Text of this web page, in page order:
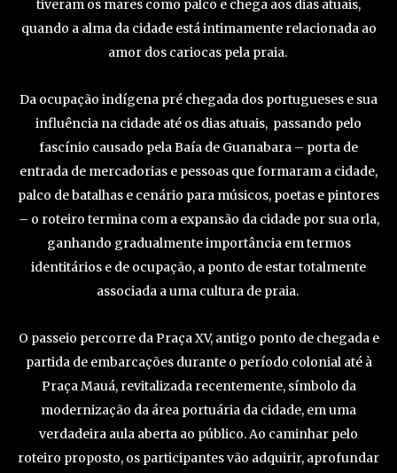
tiveram os mares como palco e chega aos dias atuais,
quando a alma da cidade está intimamente relacionada ao
amor dos cariocas pela praia.
Da ocupação indígena pré chegada dos portugueses e sua
influência na cidade até os dias atuais, passando pelo
fascínio causado pela Baía de Guanabara – porta de
entrada de mercadorias e pessoas que formaram a cidade,
palco de batalhas e cenário para músicos, poetas e pintores
– o roteiro termina com a expansão da cidade por sua orla,
ganhando gradualmente importância em termos
identitários e de ocupação, a ponto de estar totalmente
associada a uma cultura de praia.
O passeio percorre da Praça XV, antigo ponto de chegada e
partida de embarcações durante o período colonial até à
Praça Mauá, revitalizada recentemente, símbolo da
modernização da área portuária da cidade, em uma
verdadeira aula aberta ao público. Ao caminhar pelo
roteiro proposto, os participantes vão adquirir, aprofundar